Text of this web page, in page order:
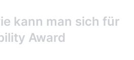
kann man sich für
Award